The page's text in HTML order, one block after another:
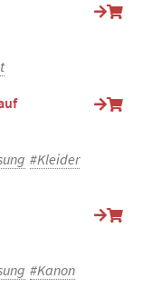
#Kleider
#Kanon